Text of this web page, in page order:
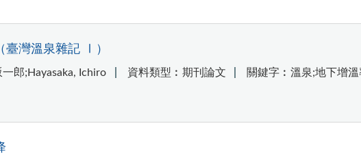
臺灣溫泉雜記 Ⅰ）
郎;Hayasaka, Ichiro 資料類型︰期刊論文
關鍵字︰溫泉;地下增